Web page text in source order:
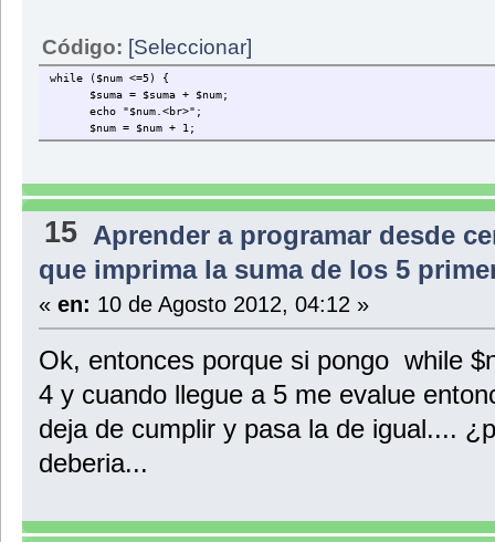
Código: [Seleccionar]
while ($num <=5) {
$suma = $suma + $num;
echo "$num.<br>";
$num = $num + 1;
15 Aprender a programar desde
que imprima la suma de los 5
« en: 10 de Agosto 2012, 04:12 »
Ok, entonces porque si pongo while
4 y cuando llegue a 5 me evalue
deja de cumplir y pasa la de igual....
deberia...